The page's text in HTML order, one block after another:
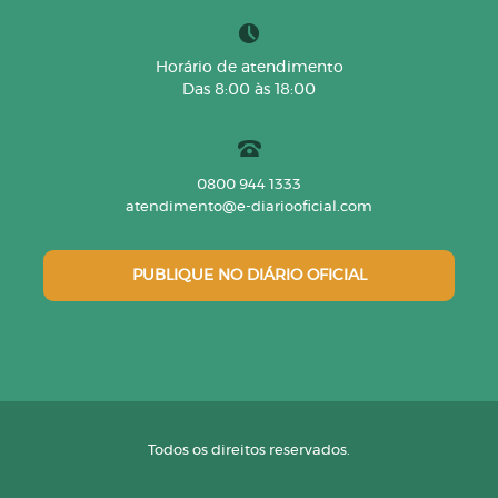
Horário de atendimento
Das 8:00 às 18:00
0800 944 1333
atendimento@e-diariooficial.com
PUBLIQUE NO DIÁRIO OFICIAL
Todos os direitos reservados.